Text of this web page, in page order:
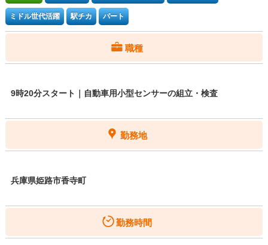
ミドル世代活躍 駅チカ パート
職種
9時20分スタート｜自動車用小型センサーの組立・検査
勤務地
兵庫県姫路市香寺町
勤務時間